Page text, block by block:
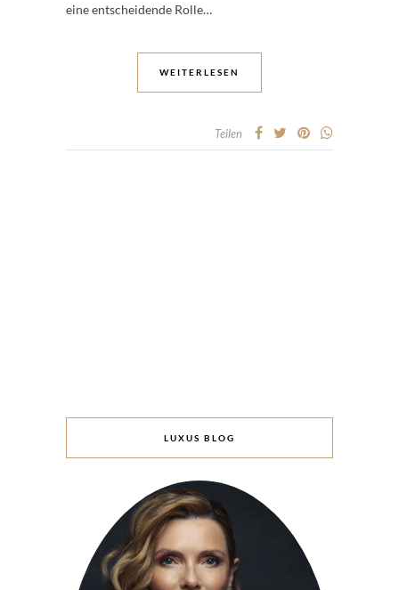
eine entscheidende Rolle…
WEITERLESEN
Teilen
LUXUS BLOG